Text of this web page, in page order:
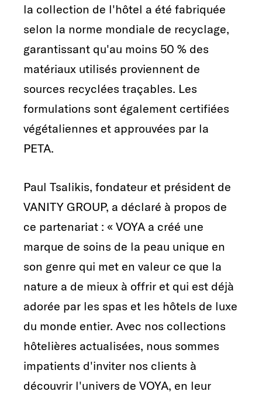
la collection de l'hôtel a été fabriquée
selon la norme mondiale de recyclage,
garantissant qu'au moins 50 % des
matériaux utilisés proviennent de
sources recyclées traçables. Les
formulations sont également certifiées
végétaliennes et approuvées par la
PETA.
Paul Tsalikis, fondateur et président de
VANITY GROUP, a déclaré à propos de
ce partenariat : « VOYA a créé une
marque de soins de la peau unique en
son genre qui met en valeur ce que la
nature a de mieux à offrir et qui est déjà
adorée par les spas et les hôtels de luxe
du monde entier. Avec nos collections
hôtelières actualisées, nous sommes
impatients d'inviter nos clients à
découvrir l'univers de VOYA, en leur